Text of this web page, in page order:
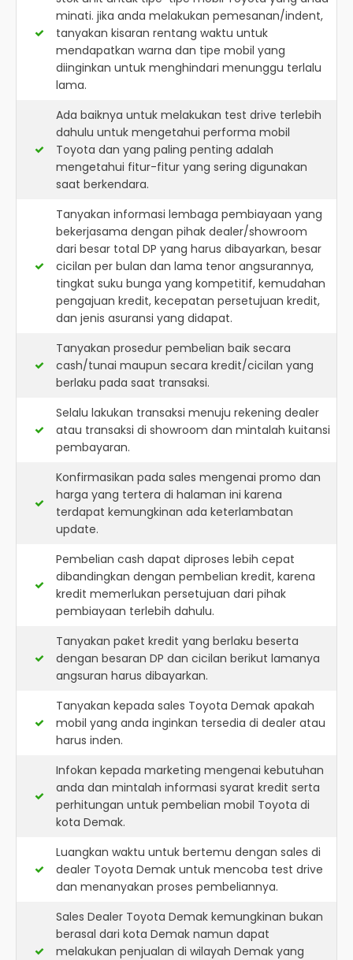
minati. jika anda melakukan pemesanan/indent,
tanyakan kisaran rentang waktu untuk
mendapatkan warna dan tipe mobil yang
diinginkan untuk menghindari menunggu terlalu
lama.
Ada baiknya untuk melakukan test drive terlebih
dahulu untuk mengetahui performa mobil
Toyota dan yang paling penting adalah
mengetahui fitur-fitur yang sering digunakan
saat berkendara.
Tanyakan informasi lembaga pembiayaan yang
bekerjasama dengan pihak dealer/showroom
dari besar total DP yang harus dibayarkan, besar
cicilan per bulan dan lama tenor angsurannya,
tingkat suku bunga yang kompetitif, kemudahan
pengajuan kredit, kecepatan persetujuan kredit,
dan jenis asuransi yang didapat.
Tanyakan prosedur pembelian baik secara
cash/tunai maupun secara kredit/cicilan yang
berlaku pada saat transaksi.
Selalu lakukan transaksi menuju rekening dealer
atau transaksi di showroom dan mintalah kuitansi
pembayaran.
Konfirmasikan pada sales mengenai promo dan
harga yang tertera di halaman ini karena
terdapat kemungkinan ada keterlambatan
update.
Pembelian cash dapat diproses lebih cepat
dibandingkan dengan pembelian kredit, karena
kredit memerlukan persetujuan dari pihak
pembiayaan terlebih dahulu.
Tanyakan paket kredit yang berlaku beserta
dengan besaran DP dan cicilan berikut lamanya
angsuran harus dibayarkan.
Tanyakan kepada sales Toyota Demak apakah
mobil yang anda inginkan tersedia di dealer atau
harus inden.
Infokan kepada marketing mengenai kebutuhan
anda dan mintalah informasi syarat kredit serta
perhitungan untuk pembelian mobil Toyota di
kota Demak.
Luangkan waktu untuk bertemu dengan sales di
dealer Toyota Demak untuk mencoba test drive
dan menanyakan proses pembeliannya.
Sales Dealer Toyota Demak kemungkinan bukan
berasal dari kota Demak namun dapat
melakukan penjualan di wilayah Demak yang